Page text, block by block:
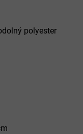
polyester